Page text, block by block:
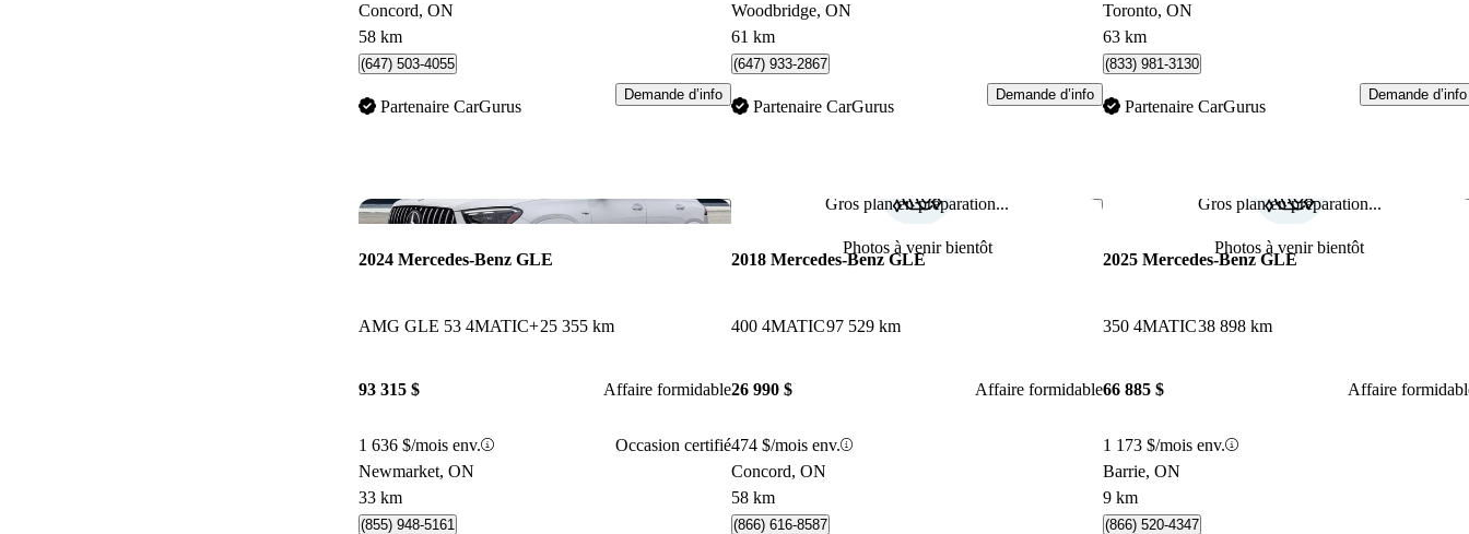
Concord, ON
58 km
(647) 503-4055
Partenaire CarGurus
Demande d’info
Woodbridge, ON
61 km
(647) 933-2867
Partenaire CarGurus
Demande d’info
Toronto, ON
63 km
(833) 981-3130
Partenaire CarGurus
Demande d’info
Enregistrer cette annonce
2024 Mercedes-Benz GLE
AMG GLE 53 4MATIC+25 355 km
93 315 $ Affaire formidable
1 636 $/mois env.
Occasion certifié
Newmarket, ON
33 km
(855) 948-5161
Gros plan en préparation...
Photos à venir bientôt
Enregistrer cette annonce
2018 Mercedes-Benz GLE
400 4MATIC97 529 km
26 990 $ Affaire formidable
474 $/mois env.
Concord, ON
58 km
(866) 616-8587
Gros plan en préparation...
Photos à venir bientôt
2025 Mercedes-Benz GLE
350 4MATIC38 898 km
66 885 $ Affaire
1 173 $/mois env.
Barrie, ON
9 km
(866) 520-4347